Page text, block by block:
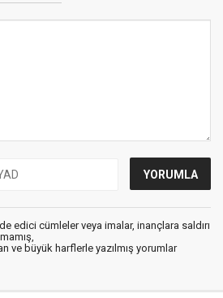
edici cümleler veya imalar, inançlara saldırı
ve büyük harflerle yazılmış yorumlar